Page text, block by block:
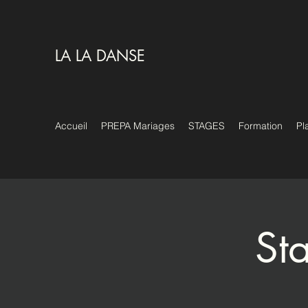
LA LA DANSE
Accueil PREPA Mariages STAGES Formation